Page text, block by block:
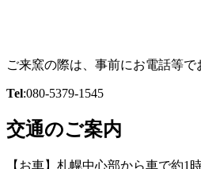
ご来窯の際は、事前にお電話等で
Tel:080-5379-1545
交通のご案内
【お車】札幌中心部から車で約1